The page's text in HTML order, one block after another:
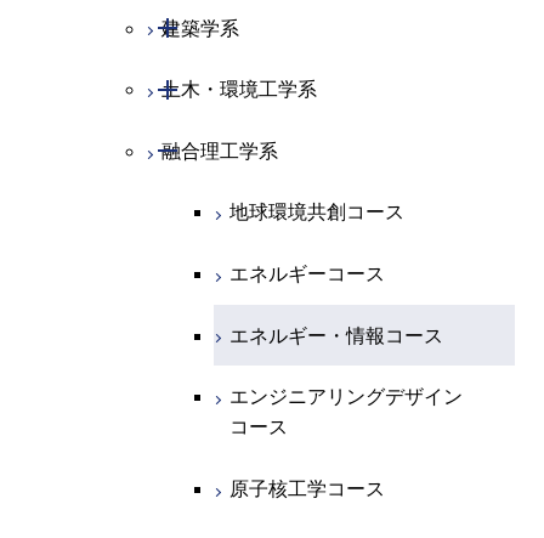
物質・情報卓越コース
ース
原子核工学コース
人間医療科学技術コース
エネルギー・情報コース
ライフエンジニアリングコ
エンジニアリングデザイン
ース
人間医療科学技術コース
経営工学コース
エンジニアリングデザイン
専門科目
ース
原子核工学コース
人間医療科学技術コース
物質・情報卓越コース
ース
原子核工学コース
地球生命コース
人間医療科学技術コース
物質・情報卓越コース
ース
知能情報コース
エネルギー・情報コース
人間医療科学技術コース
物質・情報卓越コース
生命理工学コース
ライフエンジニアリングコ
物質・情報卓越コース
専門科目
建築学系
開閉
建築学コース
エンジニアリングデザイン
土木・環境工学系
開閉
土木工学コース
エンジニアリングデザイン
融合理工学系
開閉
地球環境共創コース
エネルギーコース
エネルギー・情報コース
エンジニアリングデザイン
コース
原子核工学コース